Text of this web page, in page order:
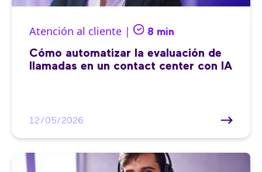
Atención al cliente | 8 min
Cómo automatizar la evaluación de
llamadas en un contact center con IA
12/05/2026